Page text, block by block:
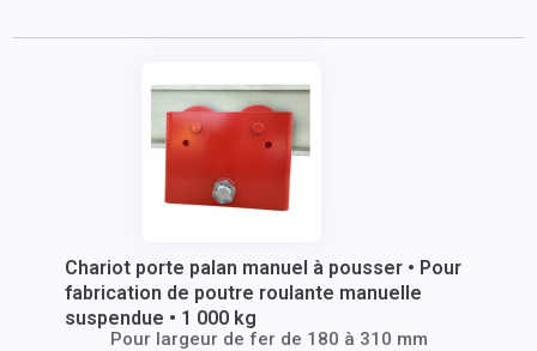
Chariot porte palan manuel à pousser • Pour
fabrication de poutre roulante manuelle
suspendue • 1 000 kg
Pour largeur de fer de 180 à 310 mm